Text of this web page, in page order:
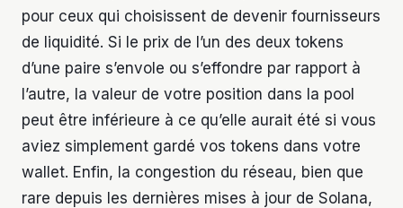
pour ceux qui choisissent de devenir fournisseurs
de liquidité. Si le prix de l’un des deux tokens
d’une paire s’envole ou s’effondre par rapport à
l’autre, la valeur de votre position dans la pool
peut être inférieure à ce qu’elle aurait été si vous
aviez simplement gardé vos tokens dans votre
wallet. Enfin, la congestion du réseau, bien que
rare depuis les dernières mises à jour de Solana,